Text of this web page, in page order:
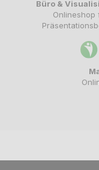
Büro &
Onlineshop